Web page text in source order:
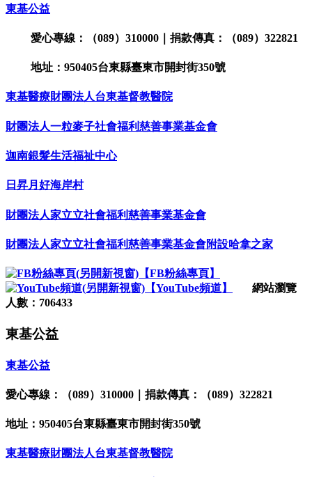
東基公益
愛心專線：（089）310000｜捐款傳真：（089）322821
地址：950405台東縣臺東市開封街350號
東基醫療財團法人台東基督教醫院
財團法人一粒麥子社會福利慈善事業基金會
迦南銀髮生活福祉中心
日昇月好海岸村
財團法人家立立社會福利慈善事業基金會
財團法人家立立社會福利慈善事業基金會附設哈拿之家
【FB粉絲專頁】
【YouTube頻道】
網站瀏覽
人數：706433
東基公益
東基公益
愛心專線：（089）310000｜捐款傳真：（089）322821
地址：950405台東縣臺東市開封街350號
東基醫療財團法人台東基督教醫院